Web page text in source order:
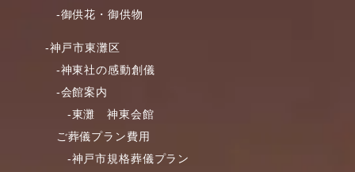
-御供花・御供物
-神戸市東灘区
-神東社の感動創儀
-会館案内
-東灘 神東会館
ご葬儀プラン費用
-神戸市規格葬儀プラン